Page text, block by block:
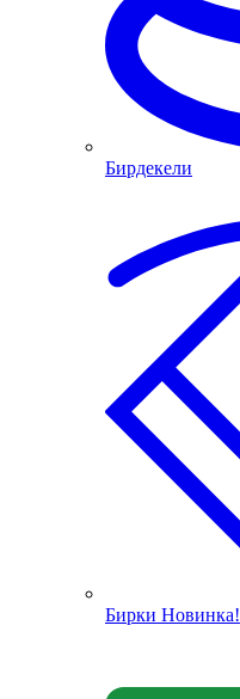
Бирдекели
Бирки Новинка!